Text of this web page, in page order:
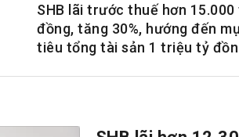
SHB lãi trước thuế hơn 15.000
đồng, tăng 30%, hướng đến
tiêu tổng tài sản 1 triệu tỷ